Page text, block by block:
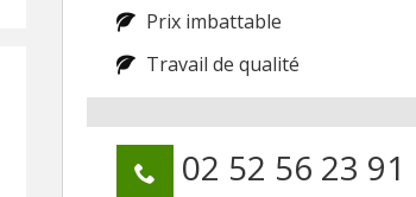
Prix imbattable
Travail de qualité
02 52 56 23 91